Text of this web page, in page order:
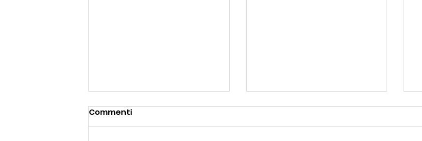
Commenti